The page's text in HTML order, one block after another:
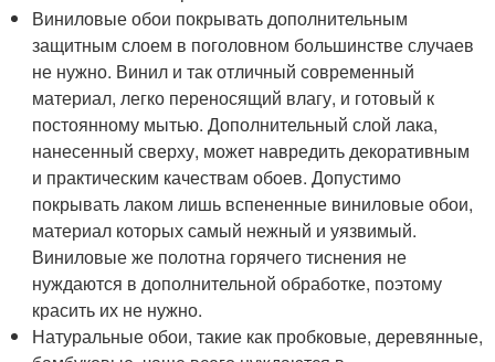
Виниловые обои покрывать дополнительным
защитным слоем в поголовном большинстве случаев
не нужно. Винил и так отличный современный
материал, легко переносящий влагу, и готовый к
постоянному мытью. Дополнительный слой лака,
нанесенный сверху, может навредить декоративным
и практическим качествам обоев. Допустимо
покрывать лаком лишь вспененные виниловые обои,
материал которых самый нежный и уязвимый.
Виниловые же полотна горячего тиснения не
нуждаются в дополнительной обработке, поэтому
красить их не нужно.
Натуральные обои, такие как пробковые, деревянные,